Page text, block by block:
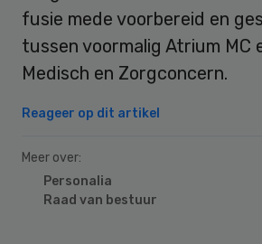
fusie mede voorbereid en
tussen voormalig Atrium MC
Medisch en Zorgconcern.
Reageer op dit artikel
Meer over:
Personalia
Raad van bestuur